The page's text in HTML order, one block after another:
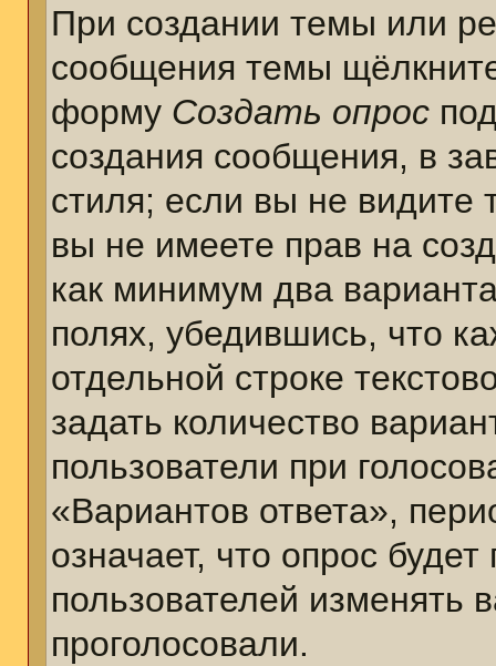
При создании темы или
сообщения темы
форму Создать опрос
создания сообщения, в
стиля; если вы не видите
вы не имеете прав на
как минимум два
полях, убедившись, что
отдельной строке
задать количество
пользователи при
«Вариантов ответа»,
означает, что опрос
пользователей изменять
проголосовали.